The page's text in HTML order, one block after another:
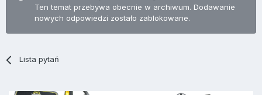
Ten temat przebywa obecnie w archiwum. Dodawanie
nowych odpowiedzi zostało zablokowane.
Lista pytań